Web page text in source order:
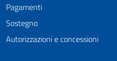
Pagamenti
Sostegno
Autorizzazioni e concessioni